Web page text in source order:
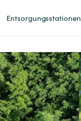
Entsorgungsstationen